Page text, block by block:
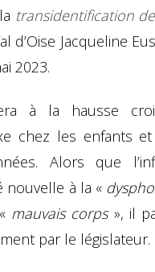
transidentification
d’Oise Jacqueline
2023.
à la hausse
chez les enfants
Alors que
nouvelle à la «
mauvais corps», il
par le législateur.